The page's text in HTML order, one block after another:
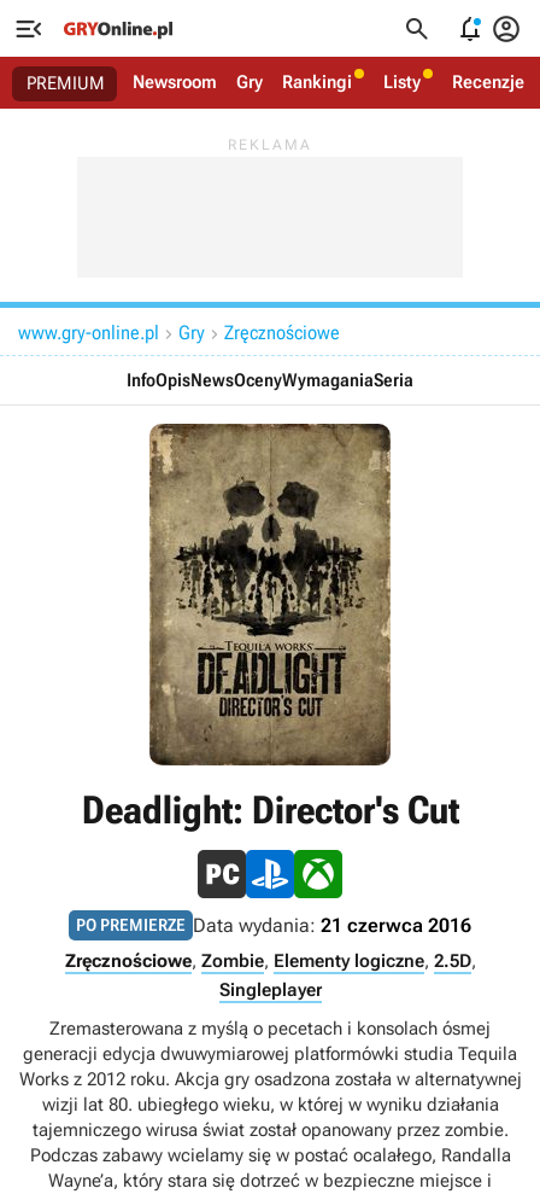
   
PREMIUM Newsroom Gry Rankingi Listy Recenzje
www.gry-online.pl  Gry  Zręcznościowe
InfoOpisNewsOcenyWymaganiaSeria
Deadlight: Director's Cut
PO PREMIERZE Data wydania: 21 czerwca 2016
Zręcznościowe, Zombie, Elementy logiczne, 2.5D,
Singleplayer
Zremasterowana z myślą o pecetach i konsolach ósmej
generacji edycja dwuwymiarowej platformówki studia Tequila
Works z 2012 roku. Akcja gry osadzona została w alternatywnej
wizji lat 80. ubiegłego wieku, w której w wyniku działania
tajemniczego wirusa świat został opanowany przez zombie.
Podczas zabawy wcielamy się w postać ocalałego, Randalla
Wayne’a, który stara się dotrzeć w bezpieczne miejsce i